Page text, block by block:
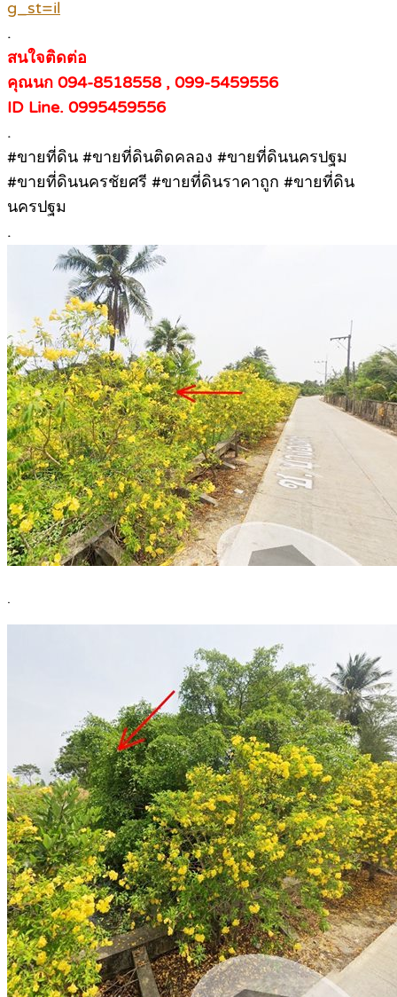
g_st=il
.
สนใจติดต่อ
คุณนก 094-8518558 , 099-5459556
ID Line. 0995459556
.
#ขายที่ดิน #ขายที่ดินติดคลอง #ขายที่ดินนครปฐม
#ขายที่ดินนครชัยศรี #ขายที่ดินราคาถูก #ขายที่ดิน
นครปฐม
.
.